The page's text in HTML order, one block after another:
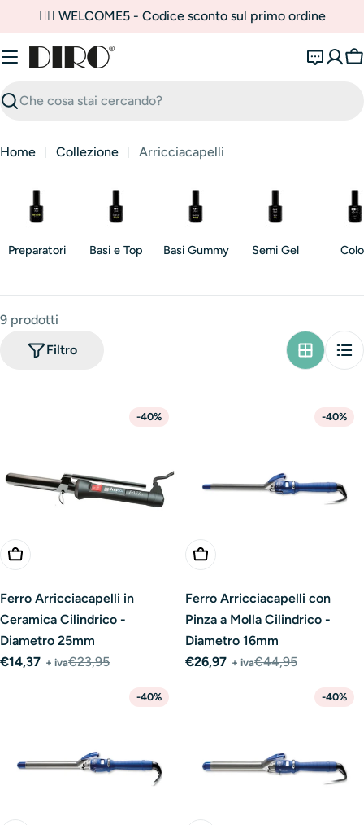
contenuto
✌🏼 WELCOME5 - Codice sconto sul primo ordine
Ricerca
Home Collezione Arricciacapelli
Preparatori Basi e Top Basi Gummy Semi Gel
9 prodotti
Filtro
-40%
Aggiungi Al Carrello
Ferro Arricciacapelli in
Ceramica Cilindrico -
Diametro 25mm
Prezzo
€14,37 + iva
Prezzo
€23,95
-40%
Aggiungi Al Carrello
Ferro Arricciacapelli con
Pinza a Molla Cilindrico -
Diametro 16mm
Prezzo
€26,97 + iva
Prezzo
€44,95
-40% -40%